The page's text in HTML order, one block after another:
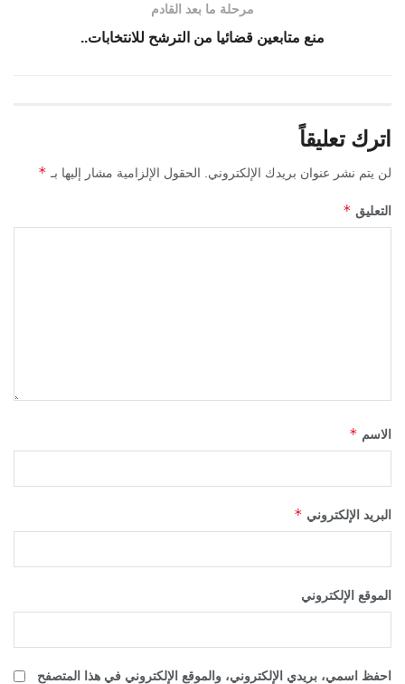
مرحلة ما بعد القادم
منع متابعين قضائيا من الترشح للانتخابات..
اترك تعليقاً
لن يتم نشر عنوان بريدك الإلكتروني. الحقول الإلزامية مشار إليها بـ *
التعليق *
الاسم *
البريد الإلكتروني *
الموقع الإلكتروني
احفظ اسمي، بريدي الإلكتروني، والموقع الإلكتروني في هذا المتصفح